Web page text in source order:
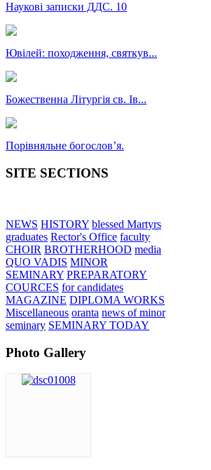
Наукові записки ДДС. 10
Ювілей: походження, святкув...
Божественна Літургія св. Ів...
Порівняльне богословʼя.
SITE SECTIONS
NEWS HISTORY blessed Martyrs
graduates Rector's Office faculty
CHOIR BROTHERHOOD media
QUO VADIS MINOR
SEMINARY PREPARATORY
COURCES for candidates
MAGAZINE DIPLOMA WORKS
Miscellaneous oranta news of minor
seminary SEMINARY TODAY
Photo Gallery